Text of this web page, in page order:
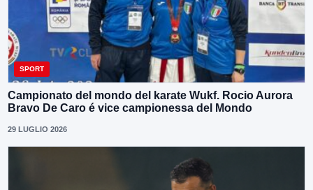
SPORT
Campionato del mondo del karate Wukf. Rocio Aurora
Bravo De Caro é vice campionessa del Mondo
29 LUGLIO 2026